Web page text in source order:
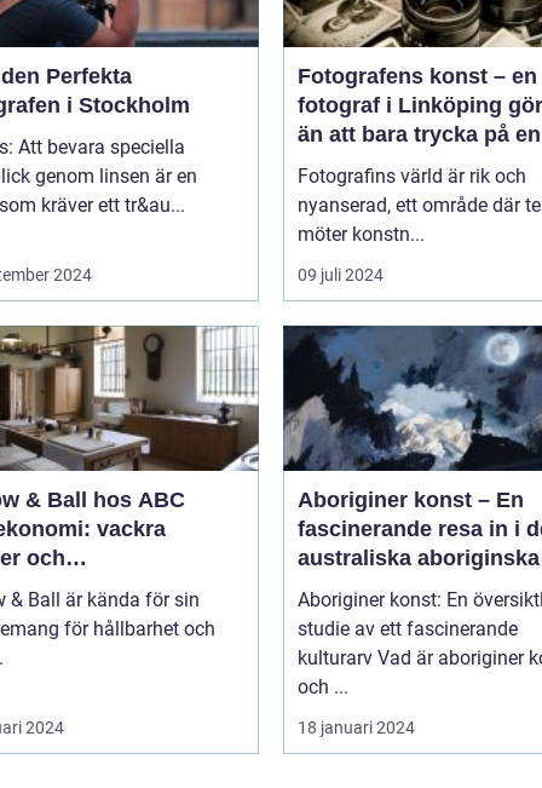
Perfekta
i Stockholm
Att bevara speciella
genom linsen är en
kräver ett tr&au...
2024
Fotografens konst – en
fotograf i Linköping
än att bara trycka på en
knapp
Fotografins värld är rik och
nyanserad, ett område där
möter konstn...
09 juli 2024
& Ball hos ABC
vackra
och
& Ball är kända för sin
för hållbarhet och
2024
Aboriginer konst – En
fascinerande resa in i
australiska aboriginska
kulturarvet
Aboriginer konst: En
studie av ett fascinerande
kulturarv Vad är aboriginer konst
och ...
18 januari 2024